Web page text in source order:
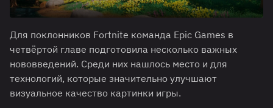
Для поклонников Fortnite команда Epic Games в
четвёртой главе подготовила несколько важных
нововведений. Среди них нашлось место и для
технологий, которые значительно улучшают
визуальное качество картинки игры.